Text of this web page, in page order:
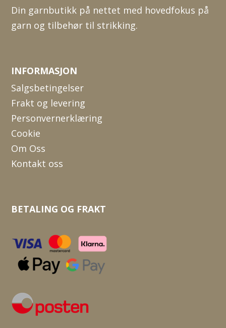
Din garnbutikk på nettet med hovedfokus på
garn og tilbehør til strikking.
INFORMASJON
Salgsbetingelser
Frakt og levering
Personvernerklæring
Cookie
Om Oss
Kontakt oss
BETALING OG FRAKT